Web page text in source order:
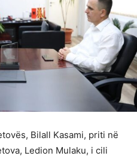
Bilall Kasami, priti në
Ledion Mulaku, i cili